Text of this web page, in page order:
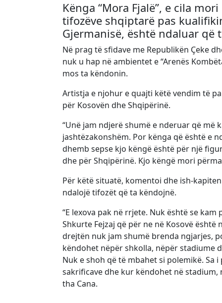
Kënga “Mora Fjalë”, e cila
tifozëve shqiptarë pas
Gjermanisë, është ndaluar
Në prag të sfidave me Republikën Çeke
nuk u hap në ambientet e “Arenës
mos ta këndonin.
Artistja e njohur e quajti këtë vendim të
për Kosovën dhe Shqipërinë.
“Unë jam ndjerë shumë e nderuar që
jashtëzakonshëm. Por kënga që është e
dhemb sepse kjo këngë është për një
dhe për Shqipërinë. Kjo këngë mori
Për këtë situatë, komentoi dhe ish-
ndalojë tifozët që ta këndojnë.
“E lexova pak në rrjete. Nuk është se
Shkurte Fejzaj që për ne në Kosovë
drejtën nuk jam shumë brenda ngjarjes,
këndohet nëpër shkolla, nëpër stadiume
Nuk e shoh që të mbahet si polemikë. Sa
sakrificave dhe kur këndohet në stadium,
tha Cana.